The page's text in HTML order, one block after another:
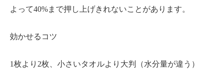
よって40%まで押し上げきれないことがあります。
効かせるコツ
1枚より2枚、小さいタオルより大判（水分量が違う）